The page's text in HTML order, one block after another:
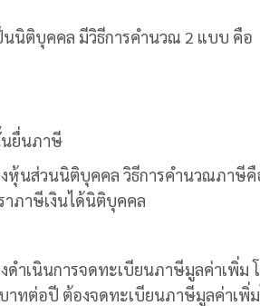
นิติบุคคล มีวิธีการคำนวณ 2 แบบ คือ
นยื่นภาษี
หุ้นส่วนนิติบุคคล วิธีการคำนวณภาษี
าภาษีเงินได้นิติบุคคล
ำเนินการจดทะเบียนภาษีมูลค่าเพิ่ม
าทต่อปี ต้องจดทะเบียนภาษีมูลค่าเพิ่